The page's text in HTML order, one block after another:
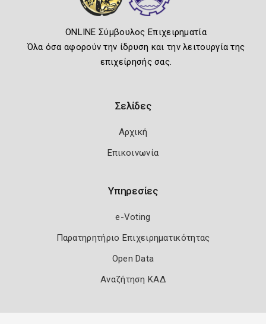
ONLINE Σύμβουλος Επιχειρηματία
Όλα όσα αφορούν την ίδρυση και την λειτουργία της
επιχείρησής σας.
Σελίδες
Αρχική
Επικοινωνία
Υπηρεσίες
e-Voting
Παρατηρητήριο Επιχειρηματικότητας
Open Data
Αναζήτηση ΚΑΔ